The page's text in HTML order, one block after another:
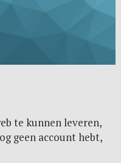
te kunnen leveren,
geen account hebt,